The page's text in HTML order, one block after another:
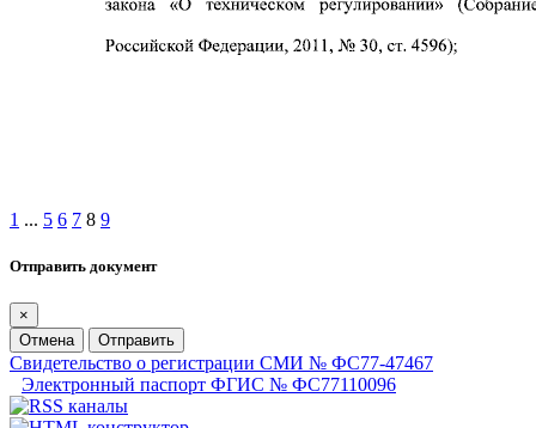
1 ... 5 6 7 8 9
Отправить документ
×
Отмена
Отправить
Свидетельство о регистрации СМИ № ФС77-47467
Электронный паспорт ФГИС № ФС77110096